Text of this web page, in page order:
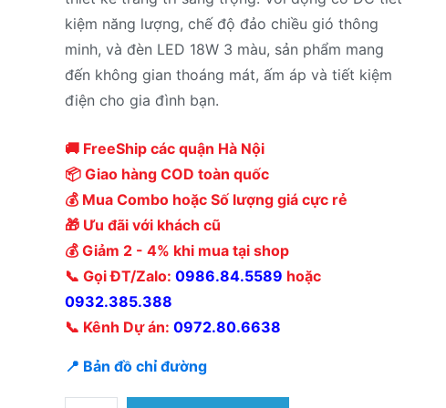
kiệm năng lượng, chế độ đảo chiều gió thông
minh, và đèn LED 18W 3 màu, sản phẩm mang
đến không gian thoáng mát, ấm áp và tiết kiệm
điện cho gia đình bạn.
🚚 FreeShip các quận Hà Nội
📦 Giao hàng COD toàn quốc
💰 Mua Combo hoặc Số lượng giá cực rẻ
🎁 Ưu đãi với khách cũ
💰 Giảm 2 - 4% khi mua tại shop
📞 Gọi ĐT/Zalo: 0986.84.5589 hoặc
0932.385.388
📞 Kênh Dự án: 0972.80.6638
📍 Bản đồ chỉ đường